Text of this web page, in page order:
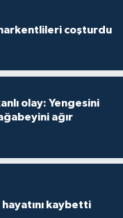
coşturdu
olay: Yengesini
ağır
kaybetti